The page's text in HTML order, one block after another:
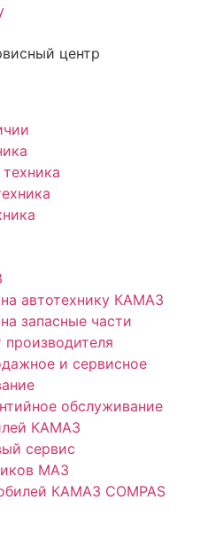
центр
на автотехнику КАМАЗ
запасные части
производителя
и сервисное
обслуживание
КАМАЗ
сервис
МАЗ
КАМАЗ COMPAS